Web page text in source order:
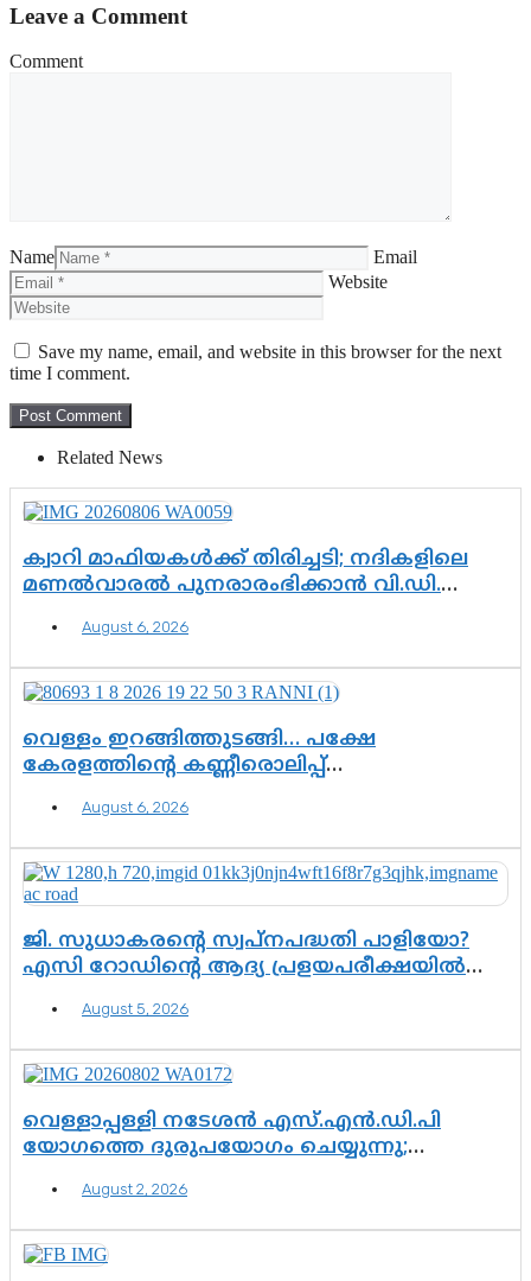
Leave a Comment
Comment
Name
Email
Website
Save my name, email, and website in this browser for the next
time I comment.
Related News
ക്വാറി മാഫിയകൾക്ക് തിരിച്ചടി; നദികളിലെ
മണൽവാരൽ പുനരാരംഭിക്കാൻ വി.ഡി.
August 6, 2026
വെള്ളം ഇറങ്ങിത്തുടങ്ങി… പക്ഷേ
കേരളത്തിന്റെ കണ്ണീരൊലിപ്പ്
August 6, 2026
ജി. സുധാകരന്റെ സ്വപ്നപദ്ധതി പാളിയോ?
എസി റോഡിന്റെ ആദ്യ പ്രളയപരീക്ഷയിൽ
August 5, 2026
വെള്ളാപ്പള്ളി നടേശൻ എസ്.എൻ.ഡി.പി
യോഗത്തെ ദുരുപയോഗം ചെയ്യുന്നു;
വിഷവിത്ത്: ഗോകുലം ഗോപാലൻ
August 2, 2026